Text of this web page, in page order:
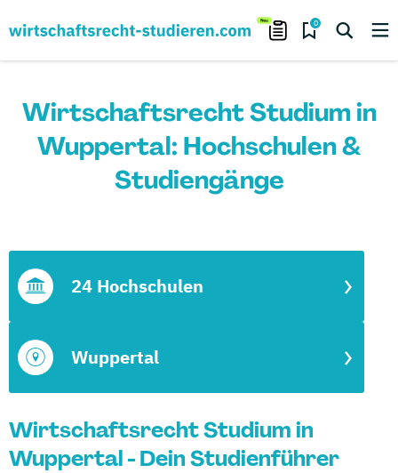
0
Wirtschaftsrecht Studium in
Wuppertal: Hochschulen &
Studiengänge
Wuppertal
24 Hochschulen
Wirtschaftsrecht Studium in
Wuppertal - Dein Studienführer